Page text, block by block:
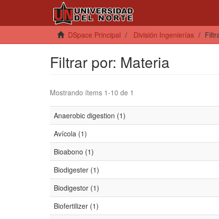
DSpace Principal División Ingenierías
Filtrar por: Materia
Mostrando ítems 1-10 de 1
Anaerobic digestion (1)
Avícola (1)
Bioabono (1)
Biodigester (1)
Biodigestor (1)
Biofertilizer (1)